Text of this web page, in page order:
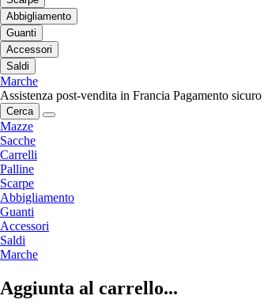
Abbigliamento
Guanti
Accessori
Saldi
Marche
Assistenza post-vendita in Francia Pagamento sicuro
Cerca
Mazze
Sacche
Carrelli
Palline
Scarpe
Abbigliamento
Guanti
Accessori
Saldi
Marche
Aggiunta al carrello...